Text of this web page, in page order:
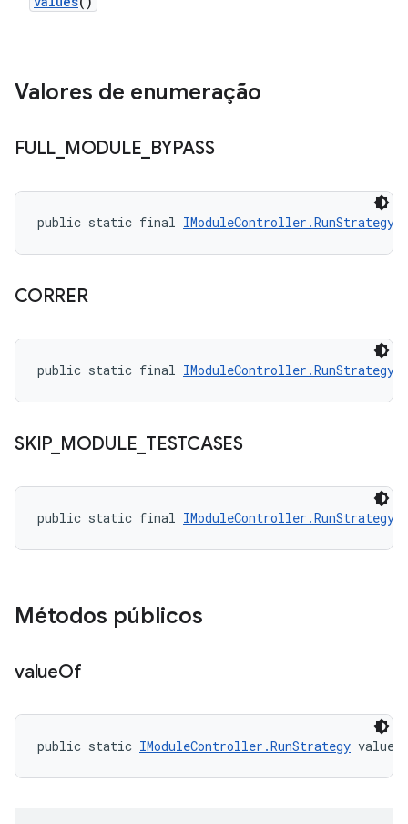
Valores de enumeração
FULL MODULE BYPASS
public static final IModuleController.RunStrategy
CORRER
public static final IModuleController.RunStrategy
SKIP_ MODULE TESTCASES
public static final IModuleController.RunStrategy
Métodos públicos
valueOf
public static IModuleController.RunStrategy